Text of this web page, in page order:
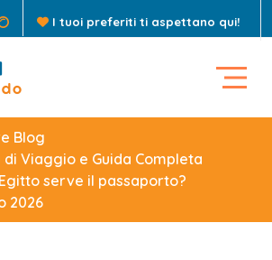
I tuoi preferiti ti aspettano qui!
Blog
di Viaggio e Guida Completa
serve il passaporto?
2026